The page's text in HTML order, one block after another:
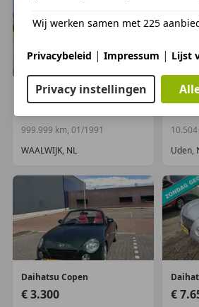
Nissan Figaro
999.999 km, 01/1991
WAALWIJK, NL
Suzuki
Uden,
Daihatsu Copen
€ 3.300 €
Wij werken samen met 225
Privacybeleid | Impressum | Lijst
Privacy instellingen